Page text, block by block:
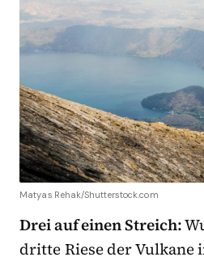
Matyas Rehak/Shutterstock.com
Drei auf einen Streich:
dritte Riese der Vulkane